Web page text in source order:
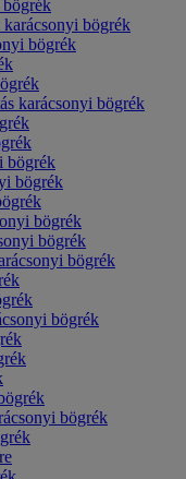
bögrék
bögrék
bögrék
karácsonyi bögrék
bögrék
bögrék
bögrék
bögrék
bögrék
bögrék
bögrék